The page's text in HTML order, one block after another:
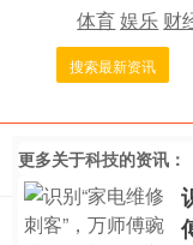
体育娱乐 财
搜索最新资讯
更多关于科技的资讯：